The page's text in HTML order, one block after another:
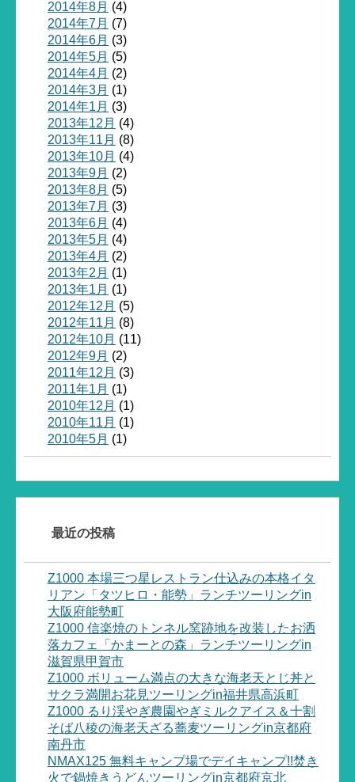
2014年8月 (4)
2014年7月 (7)
2014年6月 (3)
2014年5月 (5)
2014年4月 (2)
2014年3月 (1)
2014年1月 (3)
2013年12月 (4)
2013年11月 (8)
2013年10月 (4)
2013年9月 (2)
2013年8月 (5)
2013年7月 (3)
2013年6月 (4)
2013年5月 (4)
2013年4月 (2)
2013年2月 (1)
2013年1月 (1)
2012年12月 (5)
2012年11月 (8)
2012年10月 (11)
2012年9月 (2)
2011年12月 (3)
2011年1月 (1)
2010年12月 (1)
2010年11月 (1)
2010年5月 (1)
最近の投稿
Z1000 本場三つ星レストラン仕込みの本格イタ
リアン「タツヒロ・能勢」ランチツーリングin
大阪府能勢町
Z1000 信楽焼のトンネル窯跡地を改装したお洒
落カフェ「かまーとの森」ランチツーリングin
滋賀県甲賀市
Z1000 ボリューム満点の大きな海老天とじ丼と
サクラ満開お花見ツーリングin福井県高浜町
Z1000 るり渓やぎ農園やぎミルクアイス＆十割
そば八稜の海老天ざる蕎麦ツーリングin京都府
南丹市
NMAX125 無料キャンプ場でデイキャンプ!!焚き
火で鍋焼きうどんツーリングin京都府京北